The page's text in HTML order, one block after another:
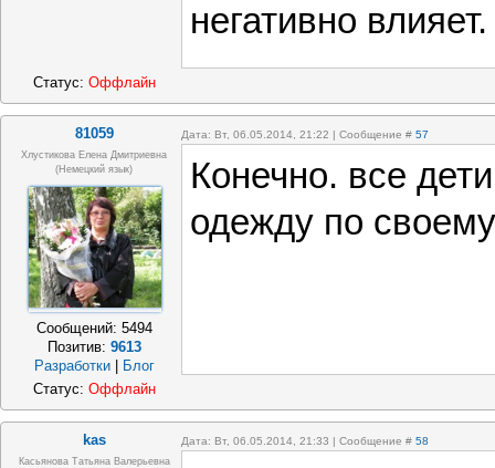
негативно влияет.
Статус: Оффлайн
81059 Дата: Вт, 06.05.2014, 21:22 | Сообщение # 57
Хлустикова Елена Дмитриевна
(немецкий язык)
Сообщений: 5494
Позитив: 9613
Разработки
Блог
Конечно. все
одежду по
Статус: Оффлайн
kas Дата: Вт, 06.05.2014, 21:33 | Сообщение # 58
Касьянова Татьяна Валерьевна